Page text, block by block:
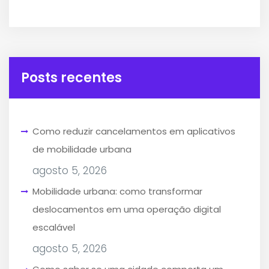
Posts recentes
Como reduzir cancelamentos em aplicativos
de mobilidade urbana
agosto 5, 2026
Mobilidade urbana: como transformar
deslocamentos em uma operação digital
escalável
agosto 5, 2026